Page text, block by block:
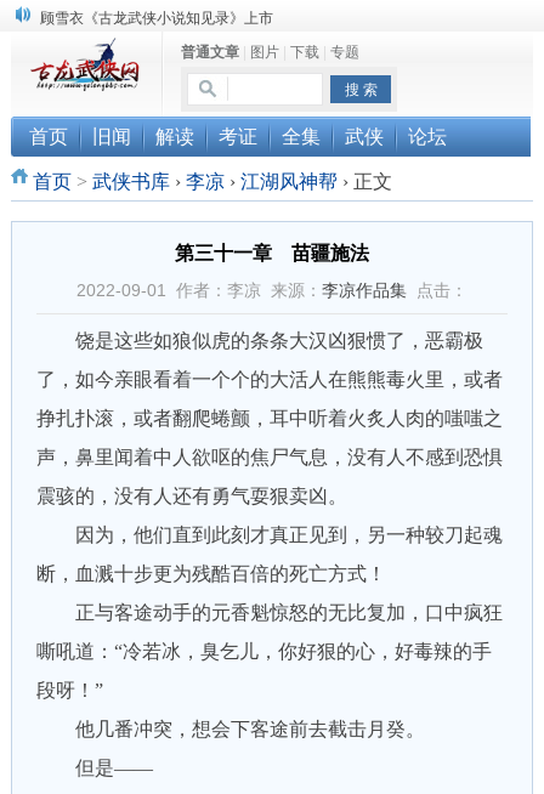
顾雪衣《古龙武侠小说知见录》上市
“武侠书库”查缺补漏活动圆满结束
《古龙小说原貌探究》修订版已上市
普通文章| 图片| 下载| 专题
首页 旧闻 解读 考证 全集 武侠 论坛
首页> 武侠书库 › 李凉 › 江湖风神帮 ›正文
第三十一章 苗疆施法
2022-09-01 作者：李凉 来源： 李凉作品集点击：
饶是这些如狼似虎的条条大汉凶狠惯了，恶霸极
了，如今亲眼看着一个个的大活人在熊熊毒火里，或者
挣扎扑滚，或者翻爬蜷颤，耳中听着火炙人肉的嗤嗤之
声，鼻里闻着中人欲呕的焦尸气息，没有人不感到恐惧
震骇的，没有人还有勇气耍狠卖凶。
因为，他们直到此刻才真正见到，另一种较刀起魂
断，血溅十步更为残酷百倍的死亡方式！
正与客途动手的元香魁惊怒的无比复加，口中疯狂
嘶吼道：“冷若冰，臭乞儿，你好狠的心，好毒辣的手
段呀！”
他几番冲突，想会下客途前去截击月癸。
但是——